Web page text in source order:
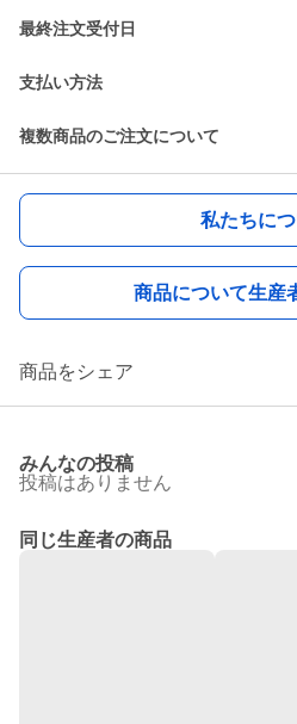
最終注文受付日
支払い方法
複数商品のご注文について
私たちに
商品について生産
商品をシェア
みんなの投稿
投稿はありません
同じ生産者の商品